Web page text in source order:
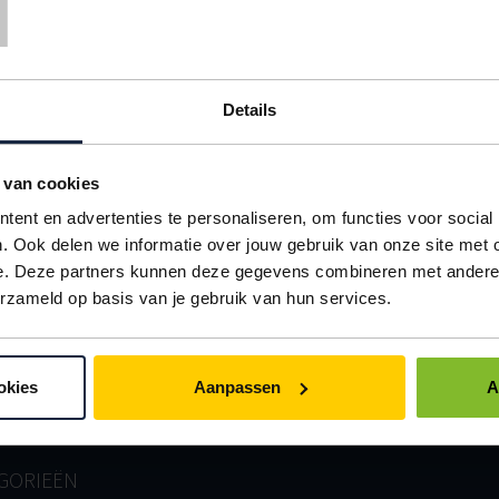
Details
cookies
en advertenties te personaliseren, om functies voor
Ook delen we informatie over jouw gebruik van onze site met
Deze partners kunnen deze gegevens combineren met
op basis van je gebruik van hun services.
Aanpassen
EXTRA STEVIG
WIJNDOOS
Met logo
VOOR BOEKEN TOT
EXTRA STEVIG